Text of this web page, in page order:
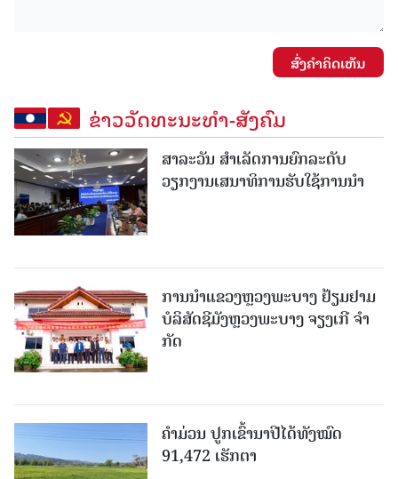
ສົ່ງຄໍາຄິດເຫັນ
ຂ່າວວັດທະນະທຳ-ສັງຄົມ
ສາລະວັນ ສໍາເລັດການຍົກລະດັບ
ວຽກງານເສນາທິການຮັບໃຊ້ການນໍາ
ການນຳແຂວງຫຼວງພະບາງ ຢ້ຽມ​ຢາມ
ບໍ​ລິ​ສັດຊີມັງຫຼວງພະບາງ ຈຽງເກີ ຈໍາ
ກັດ
ຄໍາມ່ວນ ປູກເຂົ້ານາປີໄດ້ທັງໝົດ
91,472 ເຮັກຕາ